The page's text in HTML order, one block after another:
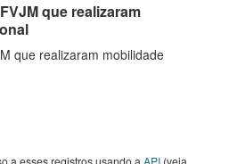
que realizaram
que realizaram mobilidade
a esses registros usando a API (veja